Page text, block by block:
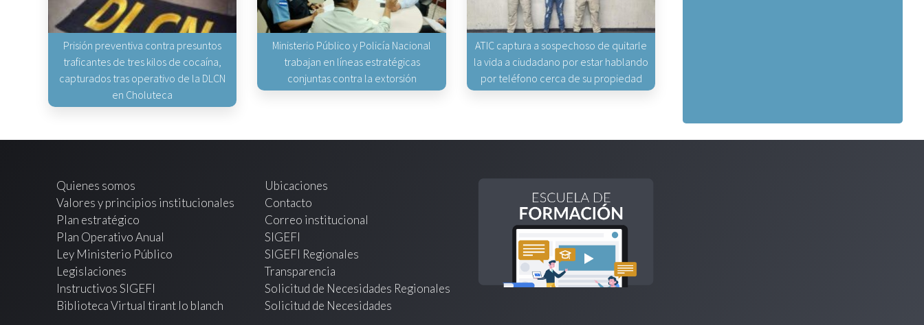
Prisión preventiva contra presuntos
traficantes de tres kilos de cocaína,
capturados tras operativo de la DLCN
en Choluteca
Ministerio Público y Policía Nacional
trabajan en líneas estratégicas
conjuntas contra la extorsión
ATIC captura a sospechoso de quitarle
la vida a ciudadano por estar hablando
por teléfono cerca de su propiedad
Quienes somos
Valores y principios institucionales
Plan estratégico
Plan Operativo Anual
Ley Ministerio Público
Legislaciones
Instructivos SIGEFI
Biblioteca Virtual tirant lo blanch
Ubicaciones
Contacto
Correo institucional
SIGEFI
SIGEFI Regionales
Transparencia
Solicitud de Necesidades Regionales
Solicitud de Necesidades